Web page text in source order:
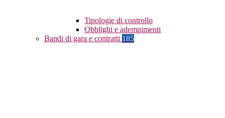
Tipologie di controllo
Obblighi e adempimenti
Bandi di gara e contratti 185